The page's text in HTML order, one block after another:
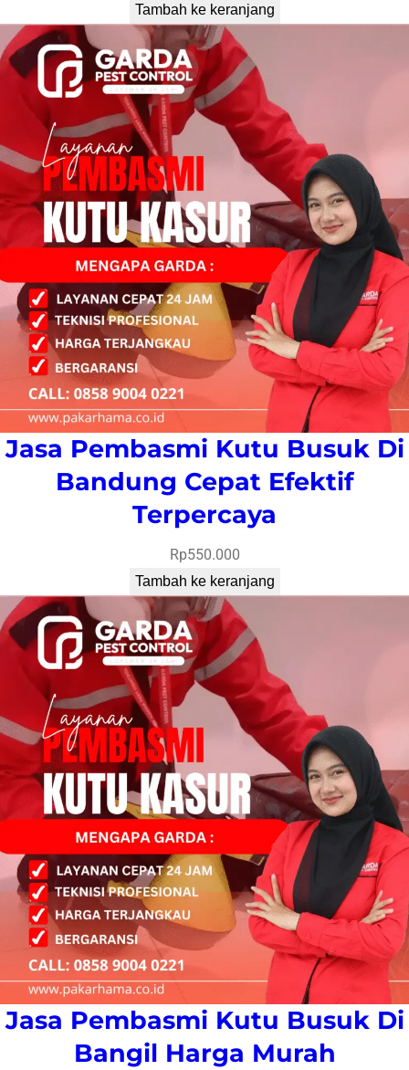
Tambah ke keranjang
Jasa Pembasmi Kutu Busuk Di
Bandung Cepat Efektif
Terpercaya
Rp550.000
Tambah ke keranjang
Jasa Pembasmi Kutu Busuk Di
Bangil Harga Murah